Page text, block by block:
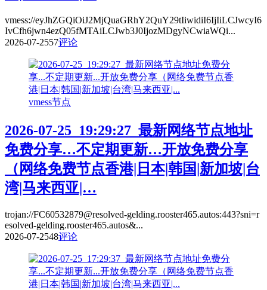
vmess://eyJhZGQiOiJ2MjQuaGRhY2QuY29tIiwidiI6IjIiLCJwcyI6
IvCfh6jwn4ezQ05fMTAiLCJwb3J0IjozMDgyNCwiaWQi...
2026-07-2557评论
vmess节点
2026-07-25_19:29:27_最新网络节点地址
免费分享…不定期更新…开放免费分享
（网络免费节点香港|日本|韩国|新加坡|台
湾|马来西亚|…
trojan://FC60532879@resolved-gelding.rooster465.autos:443?sni=r
esolved-gelding.rooster465.autos&...
2026-07-2548评论